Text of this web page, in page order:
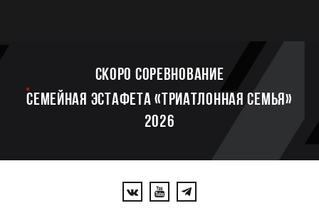
Скоро соревнование
Семейная эстафета «Триатлонная семья»
2026